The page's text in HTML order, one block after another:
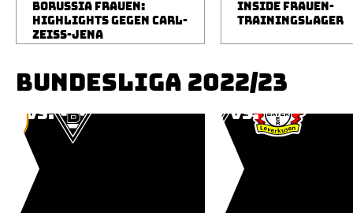
BORUSSIA FRAUEN:
HIGHLIGHTS GEGEN CARL-
ZEISS-JENA
INSIDE FRAUEN-
TRAININGSLAGER
BUNDESLIGA 2022/23